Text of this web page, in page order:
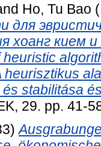
Ho, Tu Bao
для
хоанг кием
heurisztikus
stabilitása
29. pp. 41-